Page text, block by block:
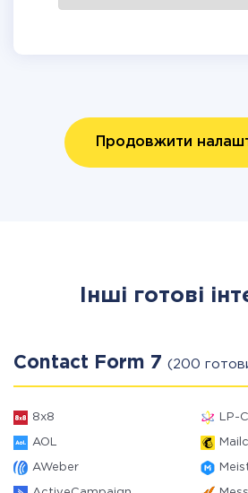
Продовжити
Інші готові
Contact Form 7 (200
8x8 LP-
AOL
AWeber